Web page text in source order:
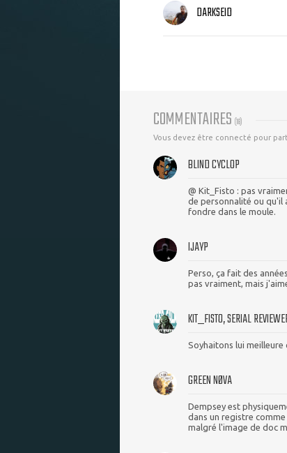
DARKSEID
COMMENTAIRES (18)
Vous devez être connecté pour
BLIND CYCLOP
@ Kit_Fisto : pas
de personnalité ou qu'il
fondre dans le moule.
IJAYP
Perso, ça fait des
pas vraiment, mais
KIT_FISTO, SERIAL
Soyhaitons lui meilleure
GREEN NØVA
Dempsey est
dans un registre
malgré l'image de doc